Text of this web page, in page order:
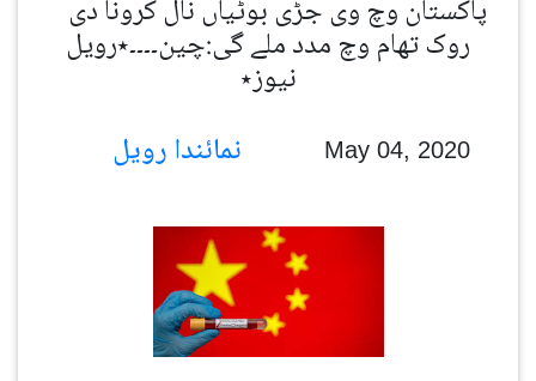
روک تھام وچ مدد ملے گی:چین۔۔۔۔٭رویل
نیوز٭
May 04, 2020